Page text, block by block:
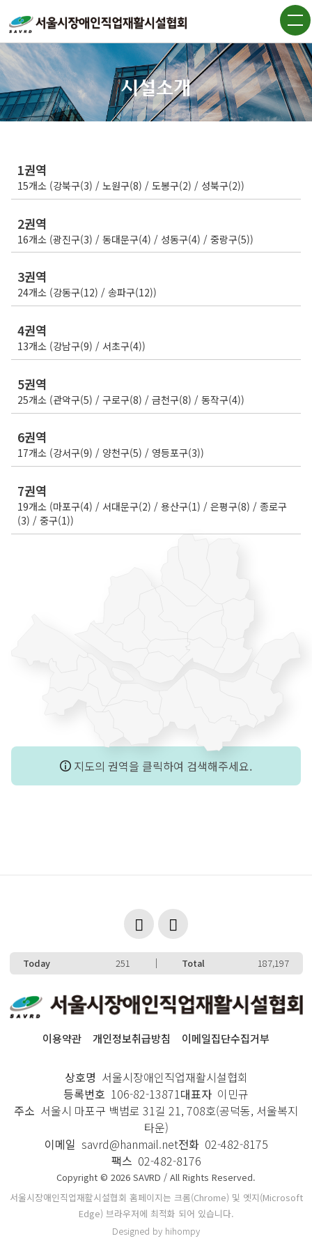
조직도
협회CI
홍보대사
는 길
갤러리
온라인
보도자료
질문과
답변
(Q&A)
시설소개
1권역
15개소 (강북구(3) / 노원구(8) / 도봉구(2) / 성북구(2))
2권역
16개소 (광진구(3) / 동대문구(4) / 성동구(4) / 중랑구(5))
3권역
24개소 (강동구(12) / 송파구(12))
4권역
13개소 (강남구(9) / 서초구(4))
5권역
25개소 (관악구(5) / 구로구(8) / 금천구(8) / 동작구(4))
6권역
17개소 (강서구(9) / 양천구(5) / 영등포구(3))
7권역
19개소 (마포구(4) / 서대문구(2) / 용산구(1) / 은평구(8) / 종로구
(3) / 중구(1))
지도의 권역을 클릭하여 검색해주세요.
Today 251 Total 187,197
이용약관 개인정보취급방침 이메일집단수집거부
상호명 서울시장애인직업재활시설협회
등록번호 106-82-13871 대표자 이민규
주소 서울시 마포구 백범로 31길 21, 708호(공덕동, 서울복지
타운)
이메일 savrd@hanmail.net전화 02-482-8175
팩스 02-482-8176
Copyright © 2026 SAVRD / All Rights Reserved.
서울시장애인직업재활시설협회 홈페이지는 크롬(Chrome) 및 엣지(Microsoft
Edge) 브라우저에 최적화 되어 있습니다.
Designed by hihompy